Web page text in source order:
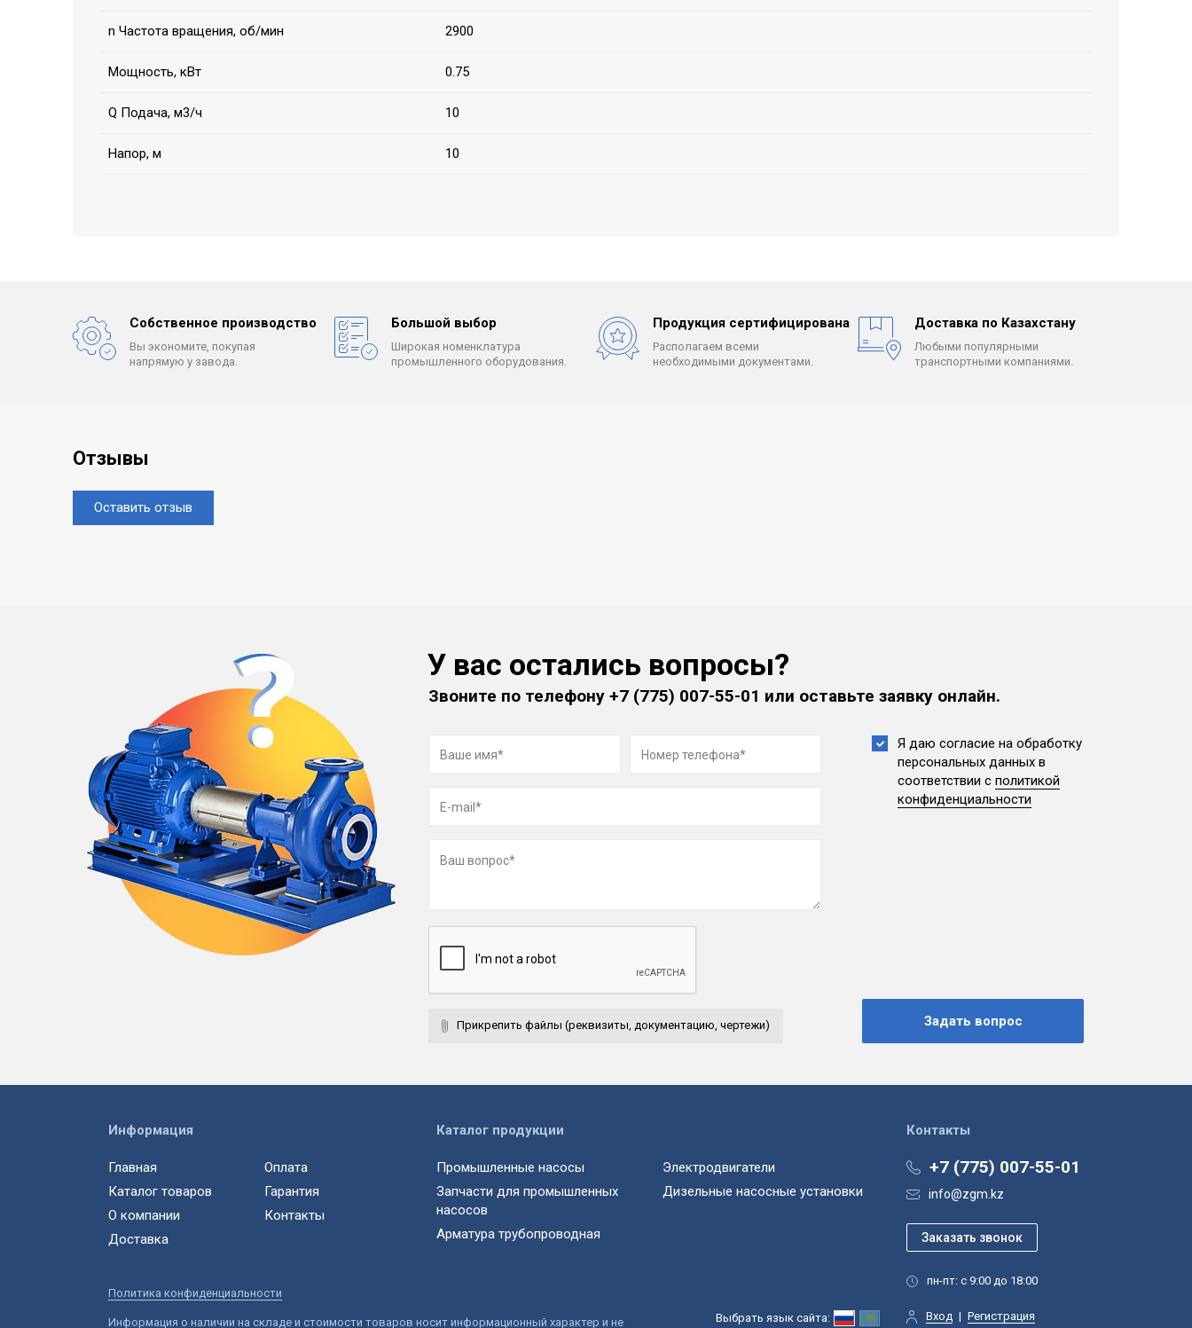
n Частота вращения, об/мин 2900
Мощность, кВт 0.75
Q Подача, м3/ч 10
Напор, м 10
Собственное производство
Вы экономите, покупая
напрямую у завода.
Большой выбор
Широкая номенклатура
промышленного оборудования.
Продукция сертифицирована
Располагаем всеми
необходимыми документами.
Доставка по Казахстану
Любыми популярными
транспортными компаниями.
Отзывы
Оставить отзыв
У вас остались вопросы?
Звоните по телефону+7 (775) 007-55-01 или оставьте заявку онлайн.
Прикрепить файлы (реквизиты, документацию, чертежи)
Я даю согласие на обработку
персональных данных в
соответствии с политикой
конфиденциальности
Контакты
+7 (775) 007-55-01
info@zgm.kz
пн-пт: с 9:00 до 18:00
Вход | Регистрация
Выбрать язык сайта:
Информация
Главная
Каталог товаров
О компании
Доставка
Оплата
Гарантия
Контакты
Каталог продукции
Промышленные насосы
Запчасти для промышленных
насосов
Арматура трубопроводная
Электродвигатели
Дизельные насосные установки
Политика конфиденциальности
Информация о наличии на складе и стоимости товаров носит информационный характер и не